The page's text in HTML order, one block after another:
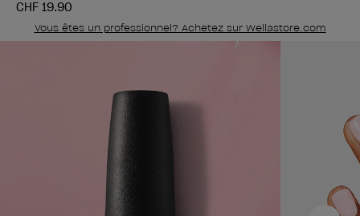
la
même
CHF 19.90
Vous êtes un professionnel? Achetez sur Wellastore.com
Next